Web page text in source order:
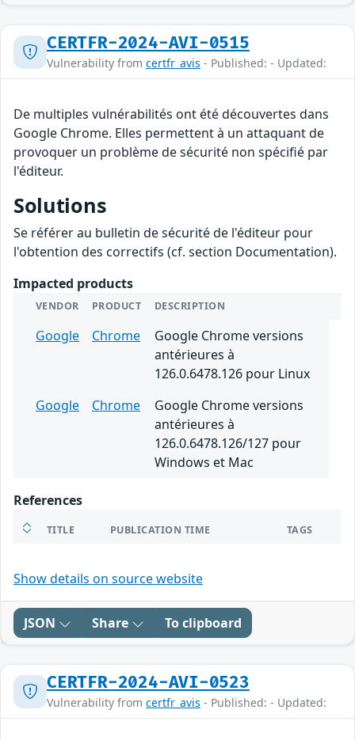
CERTFR-2024-AVI-0515
Vulnerability from certfr_avis - Published: - Updated:
De multiples vulnérabilités ont été découvertes dans
Google Chrome. Elles permettent à un attaquant de
provoquer un problème de sécurité non spécifié par
l'éditeur.
Solutions
Se référer au bulletin de sécurité de l'éditeur pour
l'obtention des correctifs (cf. section Documentation).
Impacted products
VENDOR PRODUCT DESCRIPTION
Google Chrome
Google Chrome versions
antérieures à
126.0.6478.126 pour Linux
Google
Chrome
Google Chrome versions
antérieures à
126.0.6478.126/127 pour
Windows et Mac
References
TITLE PUBLICATION TIME TAGS
Show details on source website
JSON Share To clipboard
CERTFR-2024-AVI-0523
Vulnerability from certfr_avis - Published: - Updated: